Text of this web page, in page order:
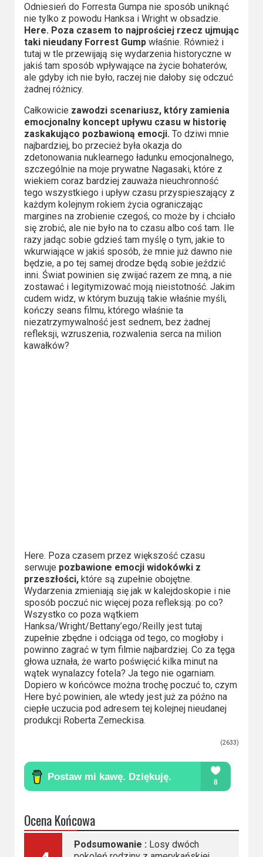
Odniesień do Forresta Gumpa nie sposób uniknąć
nie tylko z powodu Hanksa i Wright w obsadzie.
Here. Poza czasem to najprościej rzecz ujmując
taki nieudany Forrest Gumpwłaśnie. Również i
tutaj w tle przewijają się wydarzenia historyczne w
jakiś tam sposób wpływające na życie bohaterów,
ale gdyby ich nie było, raczej nie dałoby się odczuć
żadnej różnicy.
Całkowicie zawodzi scenariusz, który zamienia
emocjonalny koncept upływu czasu w historię
zaskakująco pozbawioną emocji. To dziwi mnie
najbardziej, bo przecież była okazja do
zdetonowania nuklearnego ładunku emocjonalnego,
szczególnie na moje prywatne Nagasaki, które z
wiekiem coraz bardziej zauważa nieuchronność
tego wszystkiego i upływ czasu przyspieszający z
każdym kolejnym rokiem życia ograniczając
margines na zrobienie czegoś, co może by i chciało
się zrobić, ale nie było na to czasu albo coś tam. Ile
razy jadąc sobie gdzieś tam myślę o tym, jakie to
wkurwiające w jakiś sposób, że mnie już dawno nie
będzie, a po tej samej drodze będą sobie jeździć
inni. Świat powinien się zwijać razem ze mną, a nie
zostawać i legitymizować moją nieistotność. Jakim
cudem widz, w którym buzują takie właśnie myśli,
kończy seans filmu, którego właśnie ta
niezatrzymywalność jest sednem, bez żadnej
refleksji, wzruszenia, rozwalenia serca na milion
kawałków?
Here. Poza czasem przez większość czasu
serwuje pozbawione emocji widokówki z
przeszłości,które są zupełnie obojętne.
Wydarzenia zmieniają się jak w kalejdoskopie i nie
sposób poczuć nic więcej poza refleksją: po co?
Wszystko co poza wątkiem
Hanksa/Wright/Bettany’ego/Reilly jest tutaj
zupełnie zbędne i odciąga od tego, co mogłoby i
powinno zagrać w tym filmie najbardziej. Co za tęga
głowa uznała, że warto poświęcić kilka minut na
wątek wynalazcy fotela? Ja tego nie ogarniam.
Dopiero w końcówce można trochę poczuć to, czym
Here być powinien, ale wtedy jest już za późno na
ciepłe uczucia pod adresem tej kolejnej nieudanej
produkcji Roberta Zemeckisa.
(2633)
Ocena Końcowa
Podsumowanie : Losy dwóch